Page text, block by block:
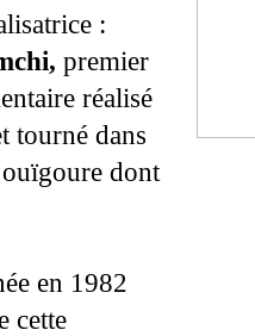
:
premier
réalisé
tourné dans
dont
en 1982
cette